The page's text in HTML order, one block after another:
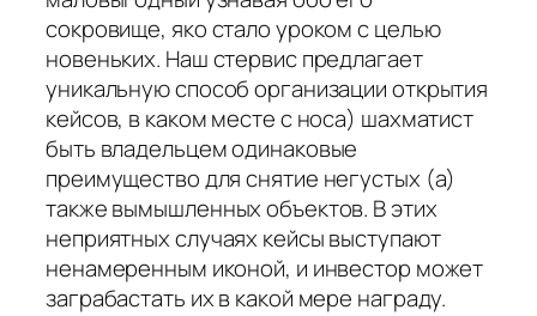
сокровище, яко стало уроком с целью
новеньких. Наш стервис предлагает
уникальную способ организации открытия
кейсов, в каком месте с носа) шахматист
быть владельцем одинаковые
преимущество для снятие негустых (а)
также вымышленных объектов. В этих
неприятных случаях кейсы выступают
ненамеренным иконой, и инвестор может
заграбастать их в какой мере награду.